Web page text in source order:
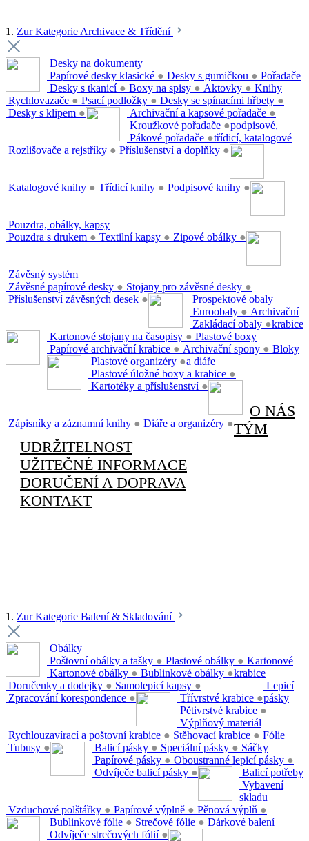
1. Zur Kategorie Archivace & Třídění
Desky na dokumenty
Papírové desky klasické ● Desky s gumičkou ●
Desky s tkanicí ● Boxy na spisy ● Aktovky ●
Rychlovazače ● Psací podložky ● Desky se spínacími hřbety ●
Desky s klipem ●
Pořadače
Archivační a kapsové pořadače ●
Kroužkové pořadače ●
Pákové pořadače ●
Rozlišovače a rejstříky ● Příslušenství a doplňky ●
Knihy
podpisové,
třídicí, katalogové
Katalogové knihy ● Třídicí knihy ● Podpisové knihy ●
Pouzdra, obálky, kapsy
Pouzdra s drukem ● Textilní kapsy ● Zipové obálky ●
Závěsný systém
Závěsné papírové desky ● Stojany pro závěsné desky ●
Příslušenství závěsných desek ●
Prospektové obaly
Euroobaly ●
Zakládací obaly ●
Archivační
krabice
Kartonové stojany na časopisy ●
Papírové archivační krabice ● Archivační spony ●
Plastové boxy
Plastové organizéry ●
Plastové úložné boxy a krabice ●
Kartotéky a příslušenství ●
Bloky
a diáře
Zápisníky a záznamní knihy ● Diáře a organizéry ●
O NÁS
TÝM
UDRŽITELNOST
UŽITEČNÉ INFORMACE
DORUČENÍ A DOPRAVA
KONTAKT
1. Zur Kategorie Balení & Skladování
Obálky
Poštovní obálky a tašky ● Plastové obálky ●
Kartonové obálky ● Bublinkové obálky ●
Doručenky a dodejky ● Samolepicí kapsy ●
Zpracování korespondence ●
Kartonové
krabice
Třívrstvé krabice ●
Pětivrstvé krabice ●
Rychlouzavírací a poštovní krabice ● Stěhovací krabice ●
Tubusy ●
Lepicí
pásky
Balicí pásky ● Speciální pásky ●
Papírové pásky ● Oboustranné lepicí pásky ●
Odvíječe balicí pásky ●
Výplňový materiál
Vzduchové polštářky ● Papírové výplně ● Pěnová výplň ●
Fólie
Bublinkové fólie ● Strečové fólie ●
Odvíječe strečových fólií ●
Sáčky
Balicí potřeby
Vybavení
skladu
Dárkové balení